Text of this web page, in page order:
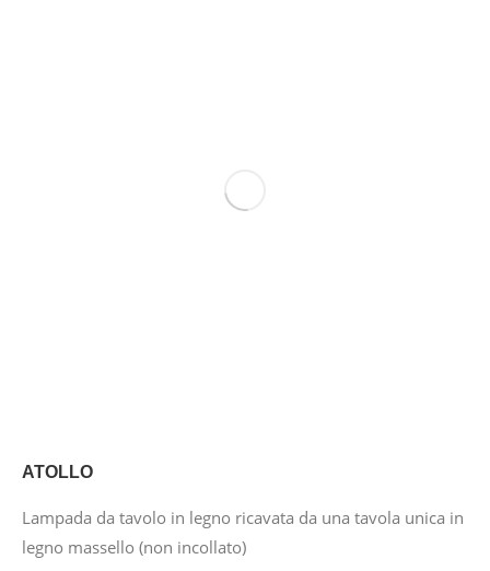
ATOLLO
Lampada da tavolo in legno ricavata da una tavola unica in
legno massello (non incollato)